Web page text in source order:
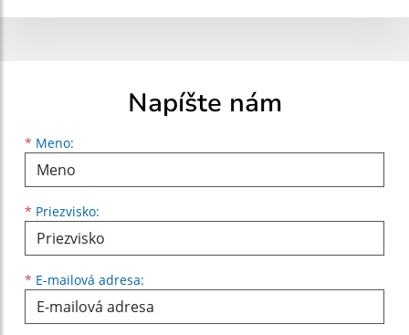
Napíšte nám
* Meno:
Meno
* Priezvisko:
Priezvisko
* E-mailová adresa:
E-mailová adresa